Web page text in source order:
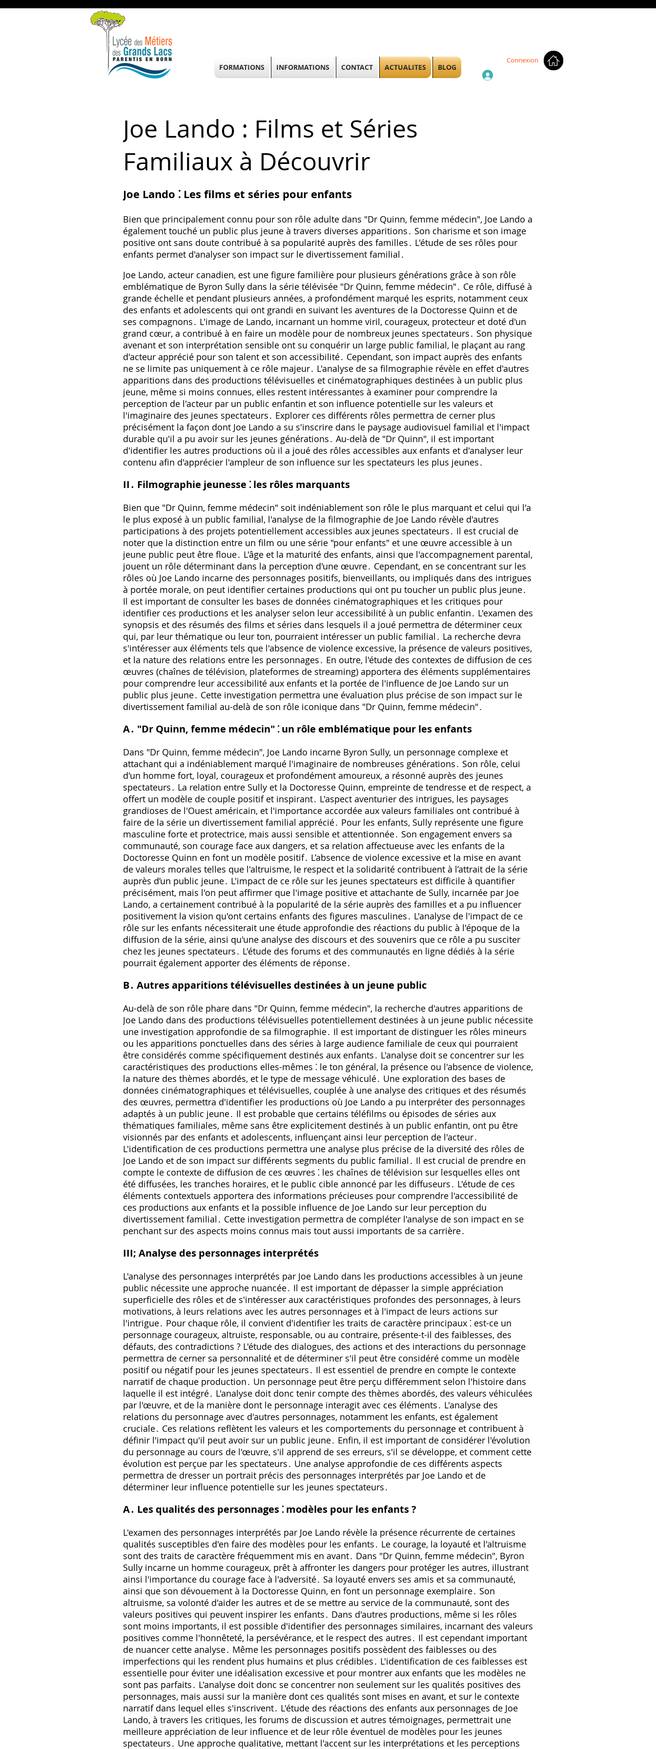
Connexion
Joe Lando : Films et Séries
Familiaux à Découvrir
Joe Lando ⁚ Les films et séries pour enfants
Bien que principalement connu pour son rôle adulte dans "Dr Quinn, femme médecin", Joe Lando a
également touché un public plus jeune à travers diverses apparitions․ Son charisme et son image
positive ont sans doute contribué à sa popularité auprès des familles․ L'étude de ses rôles pour
enfants permet d'analyser son impact sur le divertissement familial․
Joe Lando, acteur canadien, est une figure familière pour plusieurs générations grâce à son rôle
emblématique de Byron Sully dans la série télévisée "Dr Quinn, femme médecin"․ Ce rôle, diffusé à
grande échelle et pendant plusieurs années, a profondément marqué les esprits, notamment ceux
des enfants et adolescents qui ont grandi en suivant les aventures de la Doctoresse Quinn et de
ses compagnons․ L'image de Lando, incarnant un homme viril, courageux, protecteur et doté d'un
grand cœur, a contribué à en faire un modèle pour de nombreux jeunes spectateurs․ Son physique
avenant et son interprétation sensible ont su conquérir un large public familial, le plaçant au rang
d'acteur apprécié pour son talent et son accessibilité․ Cependant, son impact auprès des enfants
ne se limite pas uniquement à ce rôle majeur․ L'analyse de sa filmographie révèle en effet d'autres
apparitions dans des productions télévisuelles et cinématographiques destinées à un public plus
jeune, même si moins connues, elles restent intéressantes à examiner pour comprendre la
perception de l'acteur par un public enfantin et son influence potentielle sur les valeurs et
l'imaginaire des jeunes spectateurs․ Explorer ces différents rôles permettra de cerner plus
précisément la façon dont Joe Lando a su s'inscrire dans le paysage audiovisuel familial et l'impact
durable qu'il a pu avoir sur les jeunes générations․ Au-delà de "Dr Quinn", il est important
d'identifier les autres productions où il a joué des rôles accessibles aux enfants et d'analyser leur
contenu afin d'apprécier l'ampleur de son influence sur les spectateurs les plus jeunes․
II․ Filmographie jeunesse ⁚ les rôles marquants
Bien que "Dr Quinn, femme médecin" soit indéniablement son rôle le plus marquant et celui qui l'a
le plus exposé à un public familial, l'analyse de la filmographie de Joe Lando révèle d'autres
participations à des projets potentiellement accessibles aux jeunes spectateurs․ Il est crucial de
noter que la distinction entre un film ou une série "pour enfants" et une œuvre accessible à un
jeune public peut être floue․ L'âge et la maturité des enfants, ainsi que l'accompagnement parental,
jouent un rôle déterminant dans la perception d'une œuvre․ Cependant, en se concentrant sur les
rôles où Joe Lando incarne des personnages positifs, bienveillants, ou impliqués dans des intrigues
à portée morale, on peut identifier certaines productions qui ont pu toucher un public plus jeune․
Il est important de consulter les bases de données cinématographiques et les critiques pour
identifier ces productions et les analyser selon leur accessibilité à un public enfantin․ L'examen des
synopsis et des résumés des films et séries dans lesquels il a joué permettra de déterminer ceux
qui, par leur thématique ou leur ton, pourraient intéresser un public familial․ La recherche devra
s'intéresser aux éléments tels que l'absence de violence excessive, la présence de valeurs positives,
et la nature des relations entre les personnages․ En outre, l'étude des contextes de diffusion de ces
œuvres (chaînes de télévision, plateformes de streaming) apportera des éléments supplémentaires
pour comprendre leur accessibilité aux enfants et la portée de l'influence de Joe Lando sur un
public plus jeune․ Cette investigation permettra une évaluation plus précise de son impact sur le
divertissement familial au-delà de son rôle iconique dans "Dr Quinn, femme médecin"․
A․ "Dr Quinn, femme médecin" ⁚ un rôle emblématique pour les enfants
Dans "Dr Quinn, femme médecin", Joe Lando incarne Byron Sully, un personnage complexe et
attachant qui a indéniablement marqué l'imaginaire de nombreuses générations․ Son rôle, celui
d'un homme fort, loyal, courageux et profondément amoureux, a résonné auprès des jeunes
spectateurs․ La relation entre Sully et la Doctoresse Quinn, empreinte de tendresse et de respect, a
offert un modèle de couple positif et inspirant․ L'aspect aventurier des intrigues, les paysages
grandioses de l'Ouest américain, et l'importance accordée aux valeurs familiales ont contribué à
faire de la série un divertissement familial apprécié․ Pour les enfants, Sully représente une figure
masculine forte et protectrice, mais aussi sensible et attentionnée․ Son engagement envers sa
communauté, son courage face aux dangers, et sa relation affectueuse avec les enfants de la
Doctoresse Quinn en font un modèle positif․ L’absence de violence excessive et la mise en avant
de valeurs morales telles que l'altruisme, le respect et la solidarité contribuent à l’attrait de la série
auprès d’un public jeune․ L'impact de ce rôle sur les jeunes spectateurs est difficile à quantifier
précisément, mais l'on peut affirmer que l'image positive et attachante de Sully, incarnée par Joe
Lando, a certainement contribué à la popularité de la série auprès des familles et a pu influencer
positivement la vision qu'ont certains enfants des figures masculines․ L'analyse de l'impact de ce
rôle sur les enfants nécessiterait une étude approfondie des réactions du public à l'époque de la
diffusion de la série, ainsi qu'une analyse des discours et des souvenirs que ce rôle a pu susciter
chez les jeunes spectateurs․ L'étude des forums et des communautés en ligne dédiés à la série
pourrait également apporter des éléments de réponse․
B․ Autres apparitions télévisuelles destinées à un jeune public
Au-delà de son rôle phare dans "Dr Quinn, femme médecin", la recherche d'autres apparitions de
Joe Lando dans des productions télévisuelles potentiellement destinées à un jeune public nécessite
une investigation approfondie de sa filmographie․ Il est important de distinguer les rôles mineurs
ou les apparitions ponctuelles dans des séries à large audience familiale de ceux qui pourraient
être considérés comme spécifiquement destinés aux enfants․ L'analyse doit se concentrer sur les
caractéristiques des productions elles-mêmes ⁚ le ton général, la présence ou l'absence de violence,
la nature des thèmes abordés, et le type de message véhiculé․ Une exploration des bases de
données cinématographiques et télévisuelles, couplée à une analyse des critiques et des résumés
des œuvres, permettra d'identifier les productions où Joe Lando a pu interpréter des personnages
adaptés à un public jeune․ Il est probable que certains téléfilms ou épisodes de séries aux
thématiques familiales, même sans être explicitement destinés à un public enfantin, ont pu être
visionnés par des enfants et adolescents, influençant ainsi leur perception de l'acteur․
L'identification de ces productions permettra une analyse plus précise de la diversité des rôles de
Joe Lando et de son impact sur différents segments du public familial․ Il est crucial de prendre en
compte le contexte de diffusion de ces œuvres ⁚ les chaînes de télévision sur lesquelles elles ont
été diffusées, les tranches horaires, et le public cible annoncé par les diffuseurs․ L'étude de ces
éléments contextuels apportera des informations précieuses pour comprendre l'accessibilité de
ces productions aux enfants et la possible influence de Joe Lando sur leur perception du
divertissement familial․ Cette investigation permettra de compléter l'analyse de son impact en se
penchant sur des aspects moins connus mais tout aussi importants de sa carrière․
III; Analyse des personnages interprétés
L'analyse des personnages interprétés par Joe Lando dans les productions accessibles à un jeune
public nécessite une approche nuancée․ Il est important de dépasser la simple appréciation
superficielle des rôles et de s'intéresser aux caractéristiques profondes des personnages, à leurs
motivations, à leurs relations avec les autres personnages et à l'impact de leurs actions sur
l'intrigue․ Pour chaque rôle, il convient d'identifier les traits de caractère principaux ⁚ est-ce un
personnage courageux, altruiste, responsable, ou au contraire, présente-t-il des faiblesses, des
défauts, des contradictions ? L'étude des dialogues, des actions et des interactions du personnage
permettra de cerner sa personnalité et de déterminer s'il peut être considéré comme un modèle
positif ou négatif pour les jeunes spectateurs․ Il est essentiel de prendre en compte le contexte
narratif de chaque production․ Un personnage peut être perçu différemment selon l'histoire dans
laquelle il est intégré․ L'analyse doit donc tenir compte des thèmes abordés, des valeurs véhiculées
par l'œuvre, et de la manière dont le personnage interagit avec ces éléments․ L'analyse des
relations du personnage avec d'autres personnages, notamment les enfants, est également
cruciale․ Ces relations reflètent les valeurs et les comportements du personnage et contribuent à
définir l'impact qu'il peut avoir sur un public jeune․ Enfin, il est important de considérer l'évolution
du personnage au cours de l'œuvre, s'il apprend de ses erreurs, s'il se développe, et comment cette
évolution est perçue par les spectateurs․ Une analyse approfondie de ces différents aspects
permettra de dresser un portrait précis des personnages interprétés par Joe Lando et de
déterminer leur influence potentielle sur les jeunes spectateurs․
A․ Les qualités des personnages ⁚ modèles pour les enfants ?
L'examen des personnages interprétés par Joe Lando révèle la présence récurrente de certaines
qualités susceptibles d'en faire des modèles pour les enfants․ Le courage, la loyauté et l'altruisme
sont des traits de caractère fréquemment mis en avant․ Dans "Dr Quinn, femme médecin", Byron
Sully incarne un homme courageux, prêt à affronter les dangers pour protéger les autres, illustrant
ainsi l'importance du courage face à l'adversité․ Sa loyauté envers ses amis et sa communauté,
ainsi que son dévouement à la Doctoresse Quinn, en font un personnage exemplaire․ Son
altruisme, sa volonté d'aider les autres et de se mettre au service de la communauté, sont des
valeurs positives qui peuvent inspirer les enfants․ Dans d'autres productions, même si les rôles
sont moins importants, il est possible d'identifier des personnages similaires, incarnant des valeurs
positives comme l'honnêteté, la persévérance, et le respect des autres․ Il est cependant important
de nuancer cette analyse․ Même les personnages positifs possèdent des faiblesses ou des
imperfections qui les rendent plus humains et plus crédibles․ L'identification de ces faiblesses est
essentielle pour éviter une idéalisation excessive et pour montrer aux enfants que les modèles ne
sont pas parfaits․ L'analyse doit donc se concentrer non seulement sur les qualités positives des
personnages, mais aussi sur la manière dont ces qualités sont mises en avant, et sur le contexte
narratif dans lequel elles s'inscrivent․ L'étude des réactions des enfants aux personnages de Joe
Lando, à travers les critiques, les forums de discussion et autres témoignages, permettrait une
meilleure appréciation de leur influence et de leur rôle éventuel de modèles pour les jeunes
spectateurs․ Une approche qualitative, mettant l'accent sur les interprétations et les perceptions
FORMATIONS INFORMATIONS CONTACT ACTUALITES BLOG